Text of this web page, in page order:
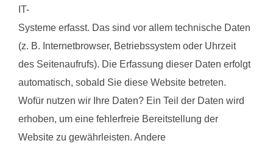
IT-
Systeme erfasst. Das sind vor allem technische Daten
(z. B. Internetbrowser, Betriebssystem oder Uhrzeit
des Seitenaufrufs). Die Erfassung dieser Daten erfolgt
automatisch, sobald Sie diese Website betreten.
Wofür nutzen wir Ihre Daten? Ein Teil der Daten wird
erhoben, um eine fehlerfreie Bereitstellung der
Website zu gewährleisten. Andere